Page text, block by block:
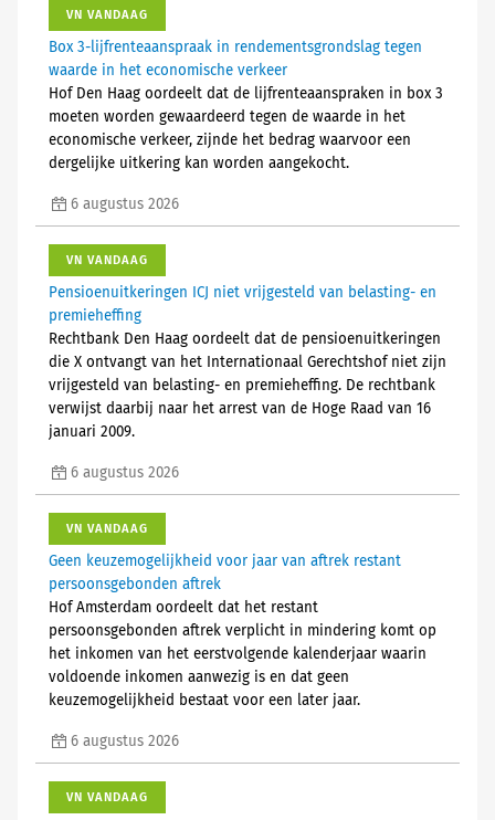
VN VANDAAG
Box 3-lijfrenteaanspraak in rendementsgrondslag tegen
waarde in het economische verkeer
Hof Den Haag oordeelt dat de lijfrenteaanspraken in box 3
moeten worden gewaardeerd tegen de waarde in het
economische verkeer, zijnde het bedrag waarvoor een
dergelijke uitkering kan worden aangekocht.
6 augustus 2026
VN VANDAAG
Pensioenuitkeringen ICJ niet vrijgesteld van belasting- en
premieheffing
Rechtbank Den Haag oordeelt dat de pensioenuitkeringen
die X ontvangt van het Internationaal Gerechtshof niet zijn
vrijgesteld van belasting- en premieheffing. De rechtbank
verwijst daarbij naar het arrest van de Hoge Raad van 16
januari 2009.
6 augustus 2026
VN VANDAAG
Geen keuzemogelijkheid voor jaar van aftrek restant
persoonsgebonden aftrek
Hof Amsterdam oordeelt dat het restant
persoonsgebonden aftrek verplicht in mindering komt op
het inkomen van het eerstvolgende kalenderjaar waarin
voldoende inkomen aanwezig is en dat geen
keuzemogelijkheid bestaat voor een later jaar.
6 augustus 2026
VN VANDAAG